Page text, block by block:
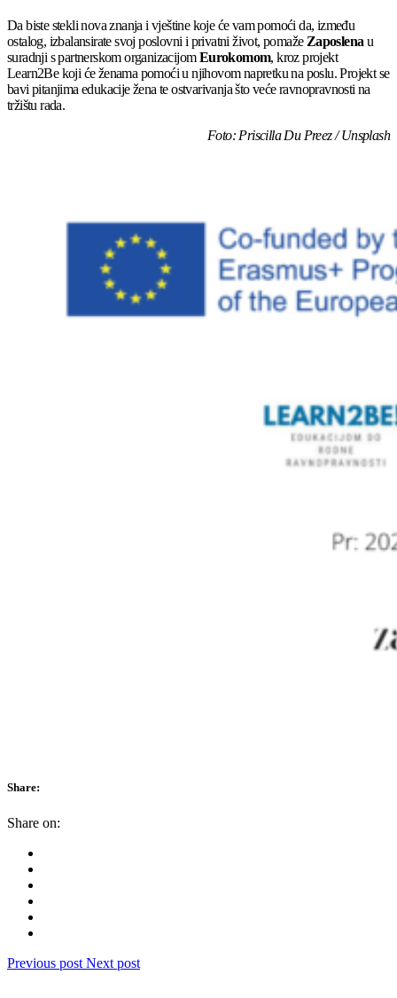
Da biste stekli nova znanja i vještine koje će vam pomoći da, između
ostalog, izbalansirate svoj poslovni i privatni život, pomaže Zaposlena u
suradnji s partnerskom organizacijomEurokomom, kroz projekt
Learn2Be koji će ženama pomoći u njihovom napretku na poslu. Projekt se
bavi pitanjima edukacije žena te ostvarivanja što veće ravnopravnosti na
tržištu rada.
Foto: Priscilla Du Preez / Unsplash
Share:
Share on:
Previous post Next post